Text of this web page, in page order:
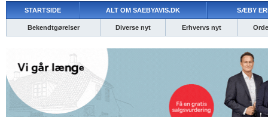
STARTSIDE ALT OM SAEBYAVIS.DK SÆBY
Bekendtgørelser Diverse nyt Erhvervs nyt